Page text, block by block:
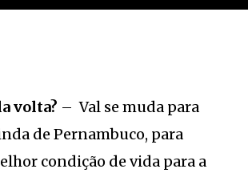
volta? – Val se muda para
de Pernambuco, para
condição de vida para a